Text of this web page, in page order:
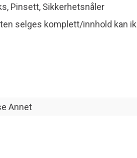
Pinsett, Sikkerhetsnåler
selges komplett/innhold kan
Annet